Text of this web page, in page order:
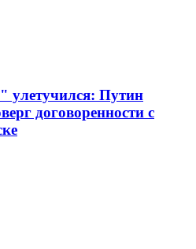
Путин
договоренности с